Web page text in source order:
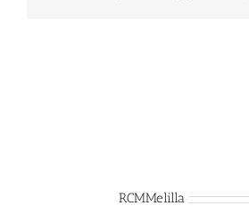
RCMMelilla